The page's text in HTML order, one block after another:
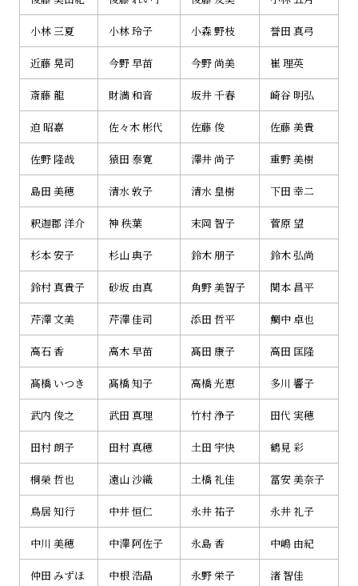
小林 三夏 小林 玲子 小森 野枝 誉田 真弓
近藤 晃司 今野 早苗 今野 尚美 崔 理英
斎藤 龍 財満 和音 坂井 千春 崎谷 明弘
迫 昭嘉 佐々木 彬代 佐藤 俊 佐藤 美貴
佐野 隆哉 猿田 泰寛 澤井 尚子 重野 美樹
島田 美穂 清水 敦子 清水 皇樹 下田 幸二
釈迦郡 洋介 神 秩葉 末岡 智子 菅原 望
杉本 安子 杉山 典子 鈴木 朋子 鈴木 弘尚
鈴村 真貴子 砂坂 由真 角野 美智子 関本 昌平
芹澤 文美 芹澤 佳司 添田 哲平 鯛中 卓也
高石 香 高木 早苗 髙田 康子 高田 匡隆
髙橋 いつき 髙橋 知子 高橋 光恵 多川 響子
武内 俊之 武田 真理 竹村 浄子 田代 実穂
田村 朗子 田村 真穂 土田 宇快 鶴見 彩
桐榮 哲也 遠山 沙織 土橋 礼佳 冨安 美奈子
鳥居 知行 中井 恒仁 永井 祐子 永井 礼子
中川 美穂 中澤 阿佐子 永島 香 中嶋 由紀
仲田 みずほ 中根 浩晶 永野 栄子 渚 智佳